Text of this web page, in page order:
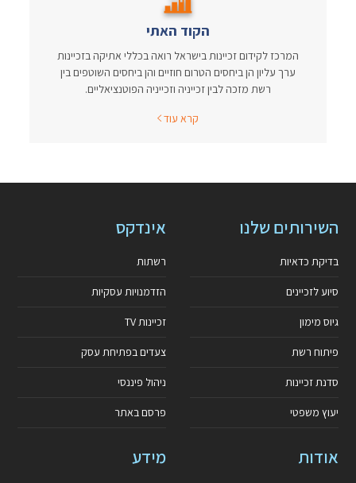
הקוד האתי
המרכז לקידום זכיינות בישראל רואה בכללי אתיקה בזכיינות
ערך עליון הן ביחסים הטרום חוזיים והן ביחסים השוטפים בין
רשת מזכה לבין זכייניה וזכייניה הפוטנציאליים.
קרא עוד
השירותים שלנו
בדיקת כדאיות
סיוע לזכיינים
גיוס מימון
פיתוח רשת
סדנת זכיינות
יעוץ משפטי
אינדקס
רשתות
הזדמנויות עסקיות
זכיינות TV
צעדים בפתיחת עסק
ניהול פיננסי
פרסם באתר
אודות מידע